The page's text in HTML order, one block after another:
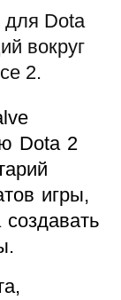
для Dota
вокруг
2.
Dota 2
игры,